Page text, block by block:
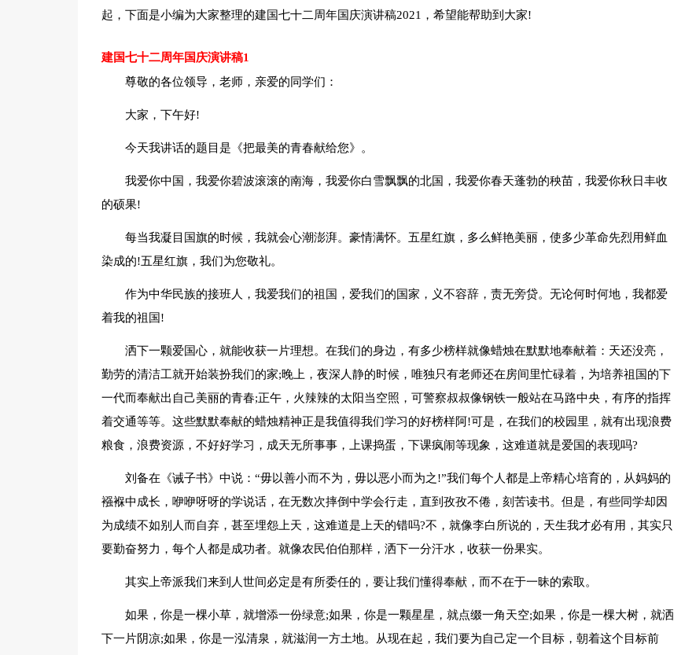
起，下面是小编为大家整理的建国七十二周年国庆演讲稿2021，希望能帮助到大家!
建国七十二周年国庆演讲稿1
尊敬的各位领导，老师，亲爱的同学们：
大家，下午好!
今天我讲话的题目是《把最美的青春献给您》。
我爱你中国，我爱你碧波滚滚的南海，我爱你白雪飘飘的北国，我爱你春天蓬勃的秧苗，我爱你秋日丰收
的硕果!
每当我凝目国旗的时候，我就会心潮澎湃。豪情满怀。五星红旗，多么鲜艳美丽，使多少革命先烈用鲜血
染成的!五星红旗，我们为您敬礼。
作为中华民族的接班人，我爱我们的祖国，爱我们的国家，义不容辞，责无旁贷。无论何时何地，我都爱
着我的祖国!
洒下一颗爱国心，就能收获一片理想。在我们的身边，有多少榜样就像蜡烛在默默地奉献着：天还没亮，
勤劳的清洁工就开始装扮我们的家;晚上，夜深人静的时候，唯独只有老师还在房间里忙碌着，为培养祖国的下
一代而奉献出自己美丽的青春;正午，火辣辣的太阳当空照，可警察叔叔像钢铁一般站在马路中央，有序的指挥
着交通等等。这些默默奉献的蜡烛精神正是我值得我们学习的好榜样阿!可是，在我们的校园里，就有出现浪费
粮食，浪费资源，不好好学习，成天无所事事，上课捣蛋，下课疯闹等现象，这难道就是爱国的表现吗?
刘备在《诫子书》中说：“毋以善小而不为，毋以恶小而为之!”我们每个人都是上帝精心培育的，从妈妈的
襁褓中成长，咿咿呀呀的学说话，在无数次摔倒中学会行走，直到孜孜不倦，刻苦读书。但是，有些同学却因
为成绩不如别人而自弃，甚至埋怨上天，这难道是上天的错吗?不，就像李白所说的，天生我才必有用，其实只
要勤奋努力，每个人都是成功者。就像农民伯伯那样，洒下一分汗水，收获一份果实。
其实上帝派我们来到人世间必定是有所委任的，要让我们懂得奉献，而不在于一昧的索取。
如果，你是一棵小草，就增添一份绿意;如果，你是一颗星星，就点缀一角天空;如果，你是一棵大树，就洒
下一片阴凉;如果，你是一泓清泉，就滋润一方土地。从现在起，我们要为自己定一个目标，朝着这个目标前